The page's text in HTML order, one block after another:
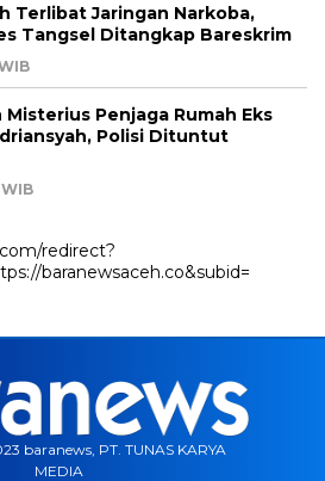
Terlibat Jaringan Narkoba,
Tangsel Ditangkap Bareskrim
Penjaga Rumah Eks
Polisi Dituntut
redirect?
baranewsaceh.co&subid=
baranews, PT. TUNAS KARYA
MEDIA